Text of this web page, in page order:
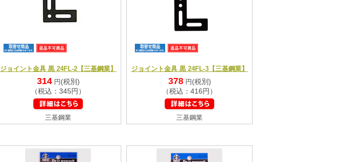
ジョイント金具 黒 24FL-2【三基鋼業】
314円 (税別)
（税込：345円）
三基鋼業
ジョイント金具 黒 24FL-3【三基鋼業】
378円 (税別)
（税込：416円）
三基鋼業